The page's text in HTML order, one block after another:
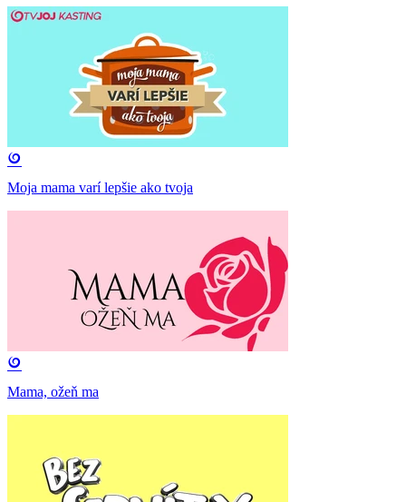
Moja mama varí lepšie ako tvoja
Mama, ožeň ma